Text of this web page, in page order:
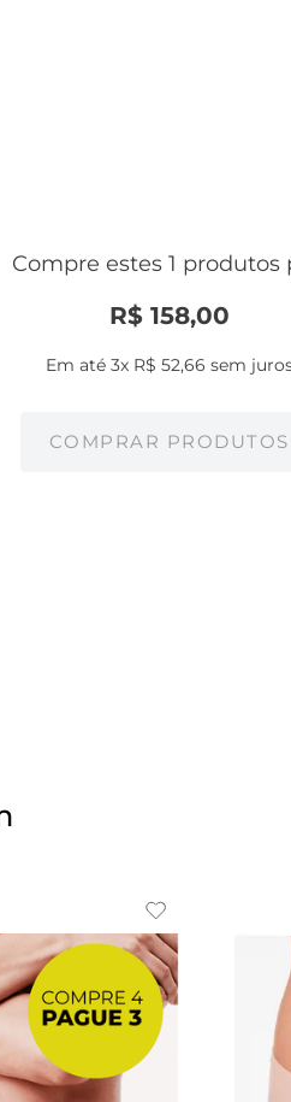
Compre estes 1 produtos
R$ 158,00
Em até 3x R$ 52,66 sem
COMPRAR PRODUTOS